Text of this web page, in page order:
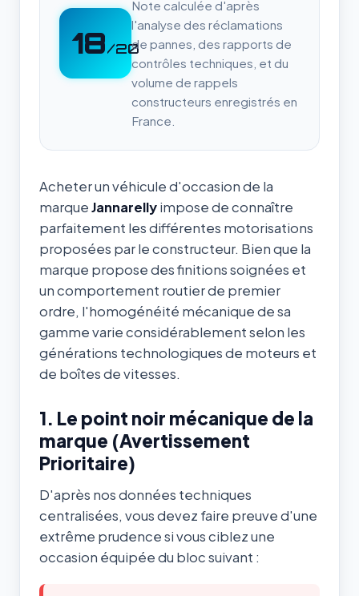
18/20
Note calculée d'après
l'analyse des réclamations
de pannes, des rapports de
contrôles techniques, et du
volume de rappels
constructeurs enregistrés en
France.
Acheter un véhicule d'occasion de la
marqueJannarellyimpose de connaître
parfaitement les différentes motorisations
proposées par le constructeur. Bien que la
marque propose des finitions soignées et
un comportement routier de premier
ordre, l'homogénéité mécanique de sa
gamme varie considérablement selon les
générations technologiques de moteurs et
de boîtes de vitesses.
1. Le point noir mécanique de la
marque (Avertissement
Prioritaire)
D'après nos données techniques
centralisées, vous devez faire preuve d'une
extrême prudence si vous ciblez une
occasion équipée du bloc suivant :